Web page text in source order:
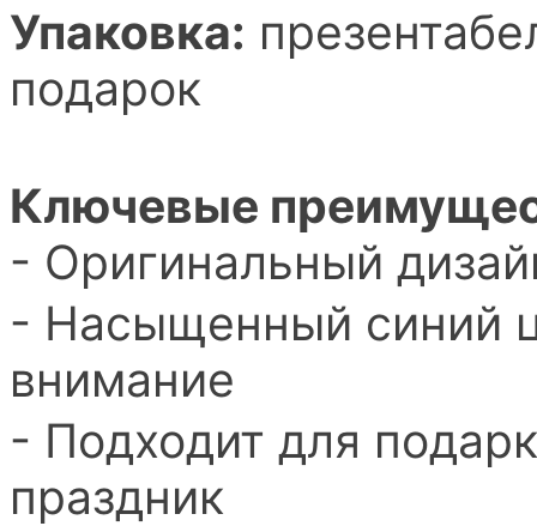
Упаковка:
подарок
Ключевые
- Оригинальный
- Насыщенный синий
внимание
- Подходит для
праздник